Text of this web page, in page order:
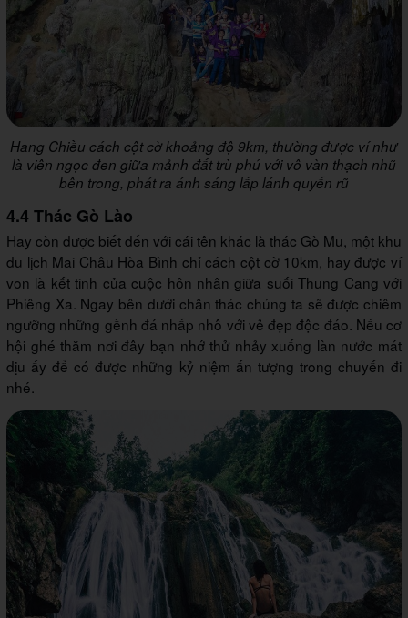
Hang Chiều cách cột cờ khoảng độ 9km, thường được ví như
là viên ngọc đen giữa mảnh đất trù phú với vô vàn thạch nhũ
bên trong, phát ra ánh sáng lấp lánh quyến rũ
4.4 Thác Gò Lào
Hay còn được biết đến với cái tên khác là thác Gò Mu, một khu
du lịch Mai Châu Hòa Bình chỉ cách cột cờ 10km, hay được ví
von là kết tinh của cuộc hôn nhân giữa suối Thung Cang với
Phiêng Xa. Ngay bên dưới chân thác chúng ta sẽ được chiêm
ngưỡng những gềnh đá nhấp nhô với vẻ đẹp độc đáo. Nếu cơ
hội ghé thăm nơi đây bạn nhớ thử nhảy xuống làn nước mát
dịu ấy để có được những kỷ niệm ấn tượng trong chuyến đi
nhé.